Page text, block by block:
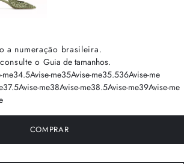
a numeração brasileira.
o Guia de tamanhos.
me34.5Avise-me35Avise-me35.536Avise-me
37.5Avise-me38Avise-me38.5Avise-me39Avise-me
COMPRAR